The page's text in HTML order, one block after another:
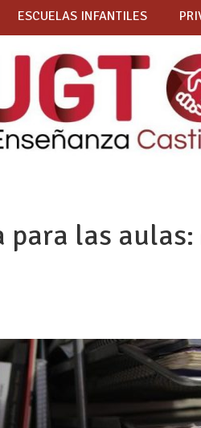
ESCUELAS INFANTILES
las